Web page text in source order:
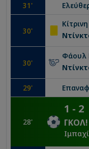
31 '
30'
30'
Φάουλ
29'
28'
1 - 2
ΓΚΟΛ!